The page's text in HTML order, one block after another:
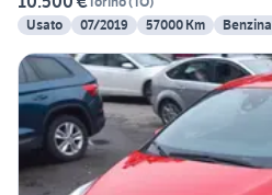
Usato
07/2019 57000 Km Benzina